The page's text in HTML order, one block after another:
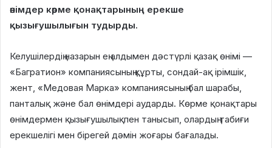
өнімдер көрме қонақтарының ерекше
қызығушылығын тудырды.
Келушілердің назарын ең алдымен дәстүрлі қазақ өнімі —
«Багратион» компаниясының құрты, сондай-ақ ірімшік,
жент, «Медовая Марка» компаниясының бал шарабы,
панталық және бал өнімдері аударды. Көрме қонақтары
өнімдермен қызығушылықпен танысып, олардың табиғи
ерекшелігі мен бірегей дәмін жоғары бағалады.